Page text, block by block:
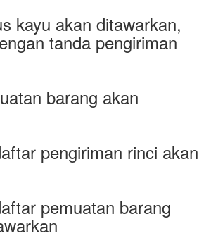
kayu akan ditawarkan,
tanda pengiriman
barang akan
pengiriman rinci akan
pemuatan barang